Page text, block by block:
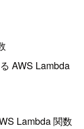
AWS Lambda
Lambda 関数